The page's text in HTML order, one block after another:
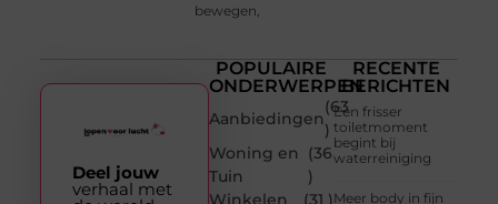
bewegen,
POPULAIRE
ONDERWERPEN
Aanbiedingen
(63
)
Woning en
Tuin
(36
)
Winkelen
(31 )
RECENTE
BERICHTEN
Een frisser
toiletmoment
begint bij
waterreiniging
Meer body in fijn
Deel jouw
verhaal met